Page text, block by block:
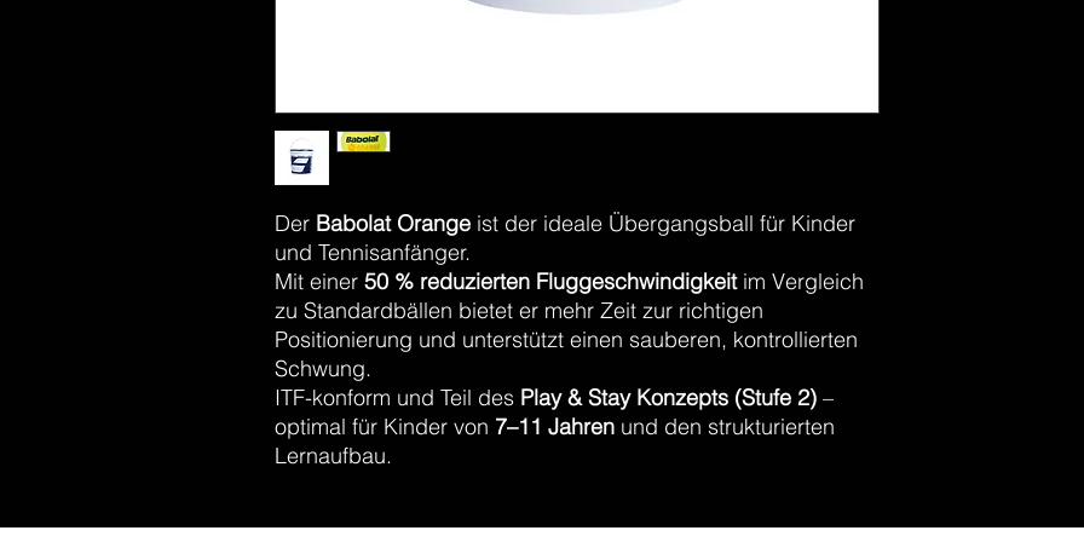
Der Babolat Orange ist der ideale Übergangsball für Kinder
und Tennisanfänger.
Mit einer 50 % reduzierten Fluggeschwindigkeitim Vergleich
zu Standardbällen bietet er mehr Zeit zur richtigen
Positionierung und unterstützt einen sauberen, kontrollierten
Schwung.
ITF-konform und Teil des Play & Stay Konzepts (Stufe 2) –
optimal für Kinder von 7–11 Jahren und den strukturierten
Lernaufbau.